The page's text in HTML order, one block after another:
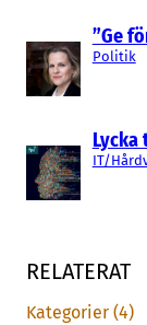
”Ge
Politik
Lycka
IT/
RELATERAT
Kategorier (4)